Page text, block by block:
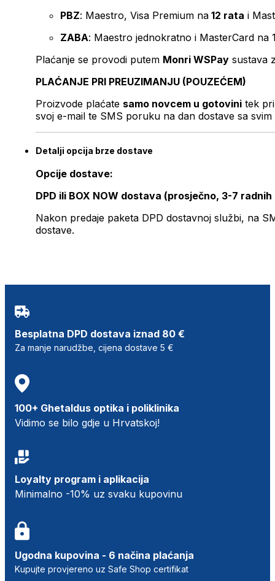
PBZ: Maestro, Visa Premium na 12 rata i
ZABA: Maestro jednokratno i MasterCard na
Plaćanje se provodi putem Monri WSPay sustava
PLAĆANJE PRI PREUZIMANJU (POUZEĆEM)
Proizvode plaćate samo novcem u gotovini tek
svoj e-mail te SMS poruku na dan dostave sa svim
Detalji opcija brze dostave
Opcije dostave:
DPD ili BOX NOW dostava (prosječno, 3-7 radnih
Nakon predaje paketa DPD dostavnoj službi, na
dostave.
Besplatna DPD dostava iznad 80 €
Za manje narudžbe, cijena dostave 5 €
100+ Ghetaldus optika i poliklinika
Vidimo se bilo gdje u Hrvatskoj!
Loyalty program i aplikacija
Minimalno -10% uz svaku kupovinu
Ugodna kupovina - 6 načina plaćanja
Kupujte provjereno uz Safe Shop certifikat